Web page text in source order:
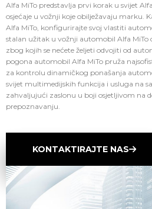
Alfa MiTo predstavlja prvi korak u svijet
osjećaje u vožnji koje obilježavaju marku.
Alfa MiTo, konfigurirajte svoj vlastiti
stalan užitak u vožnji automobil Alfa MiTo
zbog kojih se nećete željeti odvojiti od
pogona automobil Alfa MiTo pruža
za kontrolu dinamičkog ponašanja
svijet multimedijskih funkcija i usluga na
zahvaljujući zaslonu u boji osjetljivom na
prepoznavanju.
KONTAKTIRAJTE NAS